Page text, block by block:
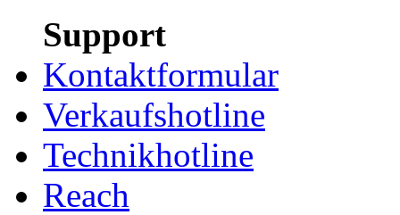
Support
Kontaktformular
Verkaufshotline
Technikhotline
Reach